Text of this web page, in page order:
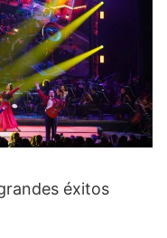
éxitos